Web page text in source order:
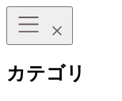
カテゴリ